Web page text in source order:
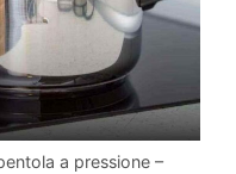
a pressione –